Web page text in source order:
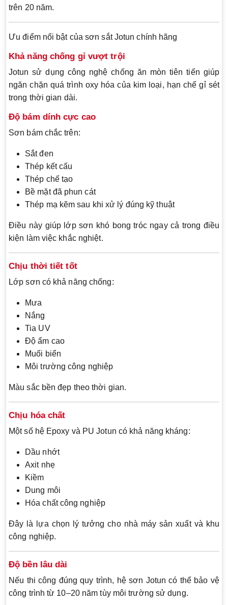
trên 20 năm.
Ưu điểm nổi bật của sơn sắt Jotun chính hãng
Khả năng chống gỉ vượt trội
Jotun sử dụng công nghệ chống ăn mòn tiên tiến giúp
ngăn chặn quá trình oxy hóa của kim loại, hạn chế gỉ sét
trong thời gian dài.
Độ bám dính cực cao
Sơn bám chắc trên:
Sắt đen
Thép kết cấu
Thép chế tạo
Bề mặt đã phun cát
Thép mạ kẽm sau khi xử lý đúng kỹ thuật
Điều này giúp lớp sơn khó bong tróc ngay cả trong điều
kiện làm việc khắc nghiệt.
Chịu thời tiết tốt
Lớp sơn có khả năng chống:
Mưa
Nắng
Tia UV
Độ ẩm cao
Muối biển
Môi trường công nghiệp
Màu sắc bền đẹp theo thời gian.
Chịu hóa chất
Một số hệ Epoxy và PU Jotun có khả năng kháng:
Dầu nhớt
Axit nhẹ
Kiềm
Dung môi
Hóa chất công nghiệp
Đây là lựa chọn lý tưởng cho nhà máy sản xuất và khu
công nghiệp.
Độ bền lâu dài
Nếu thi công đúng quy trình, hệ sơn Jotun có thể bảo vệ
công trình từ 10–20 năm tùy môi trường sử dụng.